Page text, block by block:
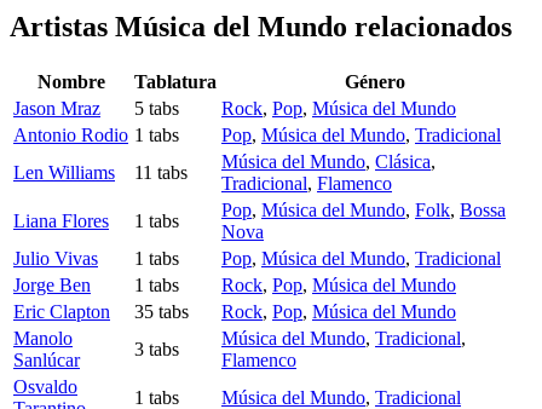
Artistas Música del Mundo relacionados
Nombre Tablatura
Género
Jason Mraz
5 tabs Rock, Pop, Música del Mundo
Antonio Rodio 1 tabs Pop, Música del Mundo, Tradicional
Len Williams
11 tabs
Música del Mundo, Clásica,
Tradicional, Flamenco
Liana Flores
1 tabs
Pop, Música del Mundo, Folk, Bossa
Nova
Julio Vivas
1 tabs Pop, Música del Mundo, Tradicional
Jorge Ben
1 tabs Rock, Pop, Música del Mundo
Eric Clapton
35 tabs Rock, Pop, Música del Mundo
Manolo
Sanlúcar
3 tabs
Música del Mundo, Tradicional,
Flamenco
Osvaldo
1 tabs Música del Mundo, Tradicional